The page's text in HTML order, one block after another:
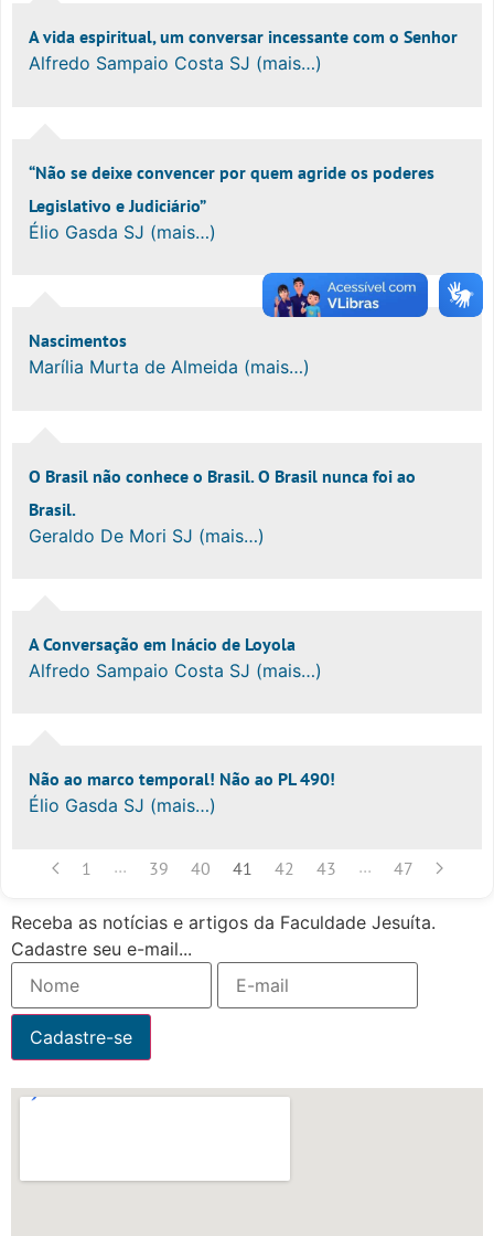
A vida espiritual, um conversar incessante com o Senhor
Alfredo Sampaio Costa SJ (mais…)
“Não se deixe convencer por quem agride os poderes
Legislativo e Judiciário”
Élio Gasda SJ (mais…)
Nascimentos
Marília Murta de Almeida (mais…)
O Brasil não conhece o Brasil. O Brasil nunca foi ao
Brasil.
Geraldo De Mori SJ (mais…)
A Conversação em Inácio de Loyola
Alfredo Sampaio Costa SJ (mais…)
Não ao marco temporal! Não ao PL 490!
Élio Gasda SJ (mais…)
1 ... 39 40 41 42 43 ... 47
Receba as notícias e artigos da Faculdade Jesuíta.
Cadastre seu e-mail...